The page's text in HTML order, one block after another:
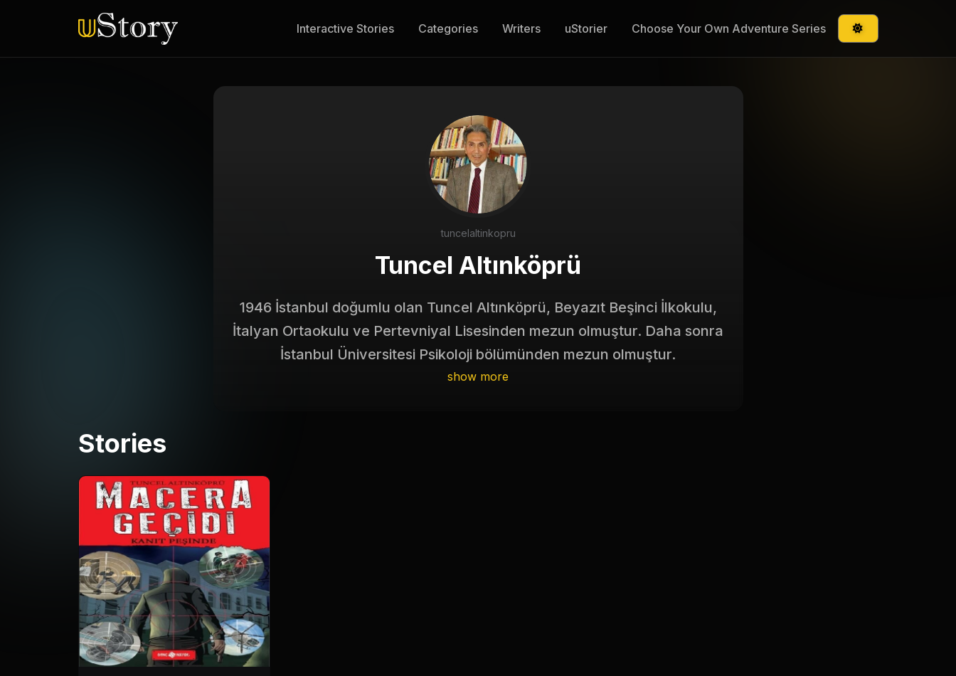
Interactive Stories Categories Writers uStorier Choose Your Own Adventure Series
tuncelaltinkopru
Tuncel Altınköprü
1946 İstanbul doğumlu olan Tuncel Altınköprü, Beyazıt Beşinci İlkokulu,
İtalyan Ortaokulu ve Pertevniyal Lisesinden mezun olmuştur. Daha sonra
İstanbul Üniversitesi Psikoloji bölümünden mezun olmuştur.
1971 yılında Altınköprü Yayın evini kuran Tuncel Altınköprü, kendi eserlerini
çocuk eğitimi ve edebiyat alanında çok sayıda çalışması bulunmaktadır.
Tuncel Altınköprü, yazarlık yaşamını halen psikoloji, eğitim ve çocuk
show more
Stories